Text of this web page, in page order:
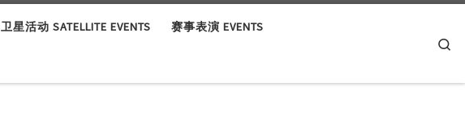
卫星活动 SATELLITE EVENTS 赛事表演 EVENTS